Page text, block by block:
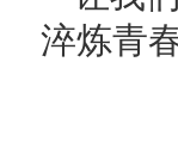
淬炼青